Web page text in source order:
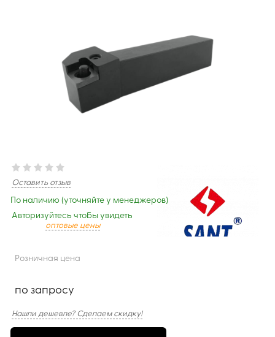
Оставить отзыв
По наличию (уточняйте у менеджеров)
Авторизуйтесь чтобы увидеть
оптовые цены
Розничная цена
по запросу
Нашли дешевле? Сделаем скидку!